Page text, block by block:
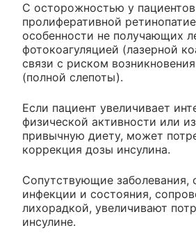
С осторожностью у
пролиферативной
особенности не получающих
фотокоагуляцией (лазерной
связи с риском
(полной слепоты).
Если пациент увеличивает
физической активности или
привычную диету, может
коррекция дозы инсулина.
Сопутствующие заболевания,
инфекции и состояния,
лихорадкой, увеличивают
инсулине.